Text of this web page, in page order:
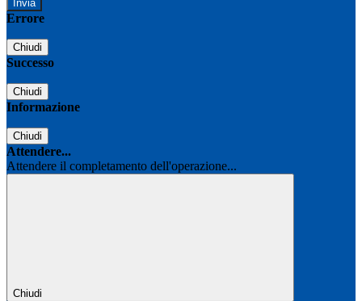
Errore
Chiudi
Successo
Chiudi
Informazione
Chiudi
Attendere...
Attendere il completamento dell'operazione...
Chiudi